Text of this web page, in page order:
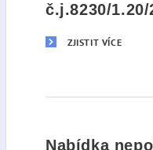
č.j.8230/1.20/
ZJISTIT VÍCE
Nabídka